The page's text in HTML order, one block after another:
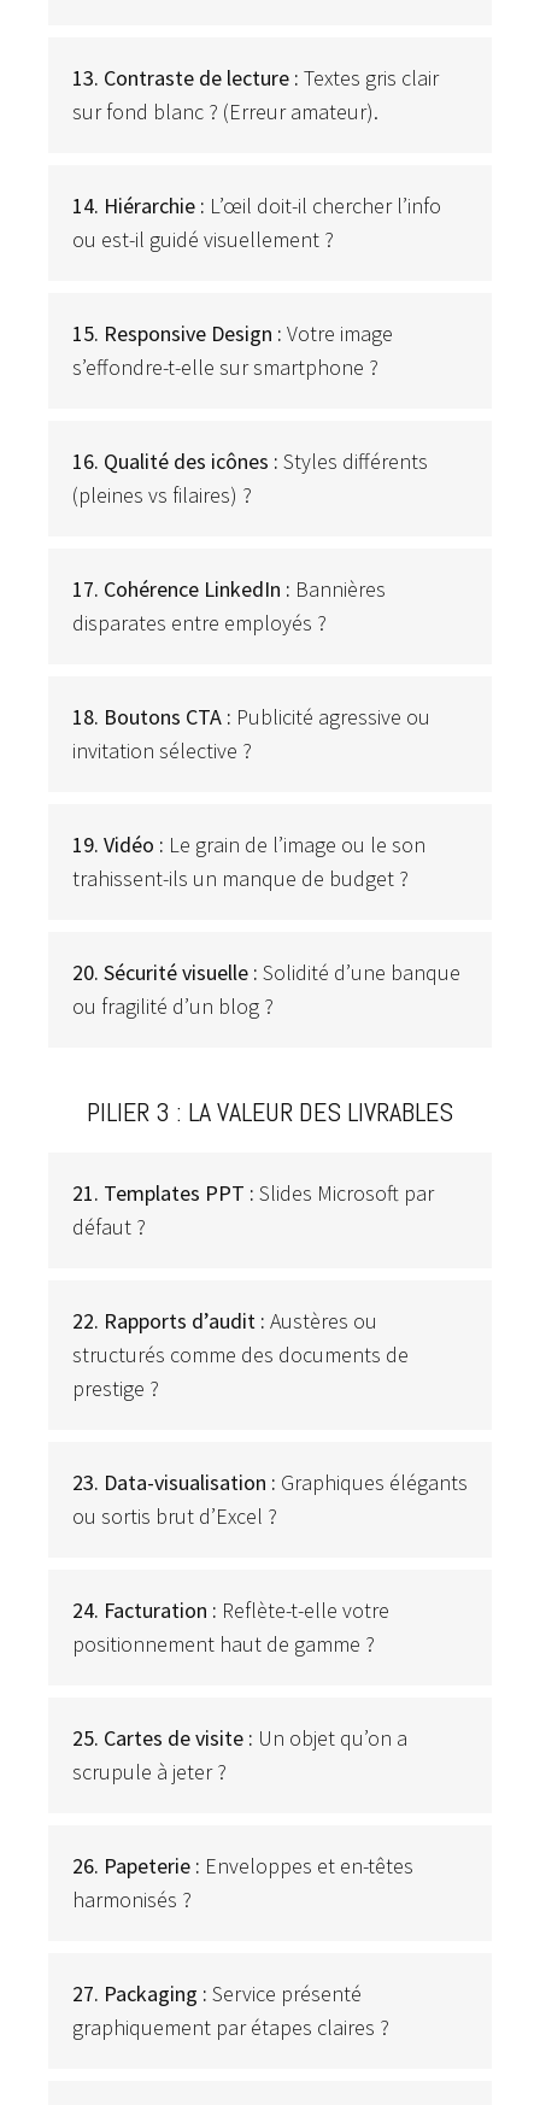
13. Contraste de lecture : Textes gris clair
sur fond blanc ? (Erreur amateur).
14. Hiérarchie : L’œil doit-il chercher l’info
ou est-il guidé visuellement ?
15. Responsive Design : Votre image
s’effondre-t-elle sur smartphone ?
16. Qualité des icônes : Styles différents
(pleines vs filaires) ?
17. Cohérence LinkedIn : Bannières
disparates entre employés ?
18. Boutons CTA : Publicité agressive ou
invitation sélective ?
19. Vidéo : Le grain de l’image ou le son
trahissent-ils un manque de budget ?
20. Sécurité visuelle : Solidité d’une banque
ou fragilité d’un blog ?
PILIER 3 : LA VALEUR DES LIVRABLES
21. Templates PPT : Slides Microsoft par
défaut ?
22. Rapports d’audit : Austères ou
structurés comme des documents de
prestige ?
23. Data-visualisation : Graphiques élégants
ou sortis brut d’Excel ?
24. Facturation : Reflète-t-elle votre
positionnement haut de gamme ?
25. Cartes de visite : Un objet qu’on a
scrupule à jeter ?
26. Papeterie : Enveloppes et en-têtes
harmonisés ?
27. Packaging : Service présenté
graphiquement par étapes claires ?